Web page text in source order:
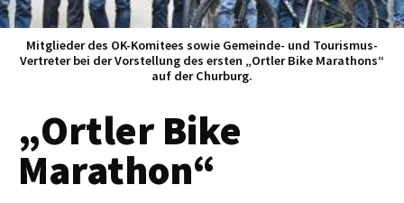
Mitglieder des OK-Komitees sowie Gemeinde- und Tourismus-
Vertreter bei der Vorstellung des ersten „Ortler Bike Marathons“
auf der Churburg.
„Ortler Bike
Marathon“